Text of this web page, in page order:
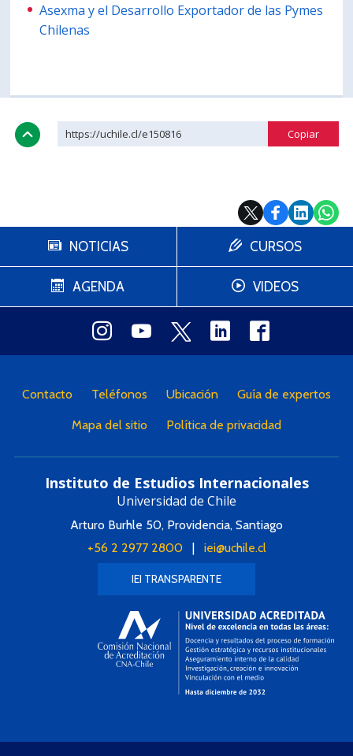
Asexma y el Desarrollo Exportador de las Pymes
Chilenas
https://uchile.cl/e150816
NOTICIAS
AGENDA
CURSOS
VIDEOS
Contacto Teléfonos Ubicación Guía de expertos
Mapa del sitio Política de privacidad
Instituto de Estudios Internacionales
Universidad de Chile
Arturo Burhle 50, Providencia, Santiago
+56 2 2977 2800| iei@uchile.cl
IEI TRANSPARENTE